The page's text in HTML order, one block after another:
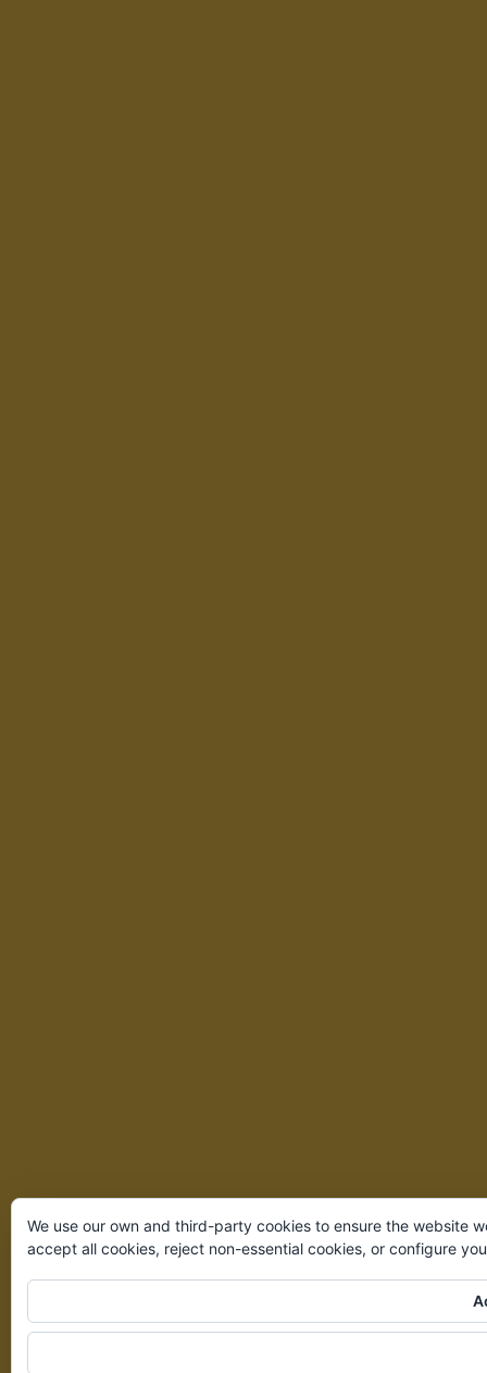
We use our own and third-party cookies to ensure the website
accept all cookies, reject non-essential cookies, or configure